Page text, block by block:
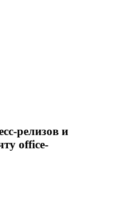
релизов и
office-